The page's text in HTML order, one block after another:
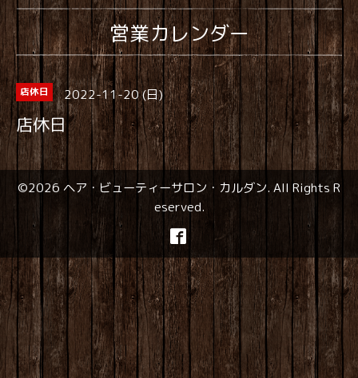
営業カレンダー
店休日 2022-11-20 (日)
店休日
©2026 ヘア・ビューティーサロン・カルダン. All Rights R
eserved.